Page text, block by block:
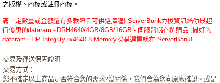
之版權、商標或註冊商標。
滿一定數量或金額還有多款贈品可供選擇喔! ServerBank力梭資訊給你最超
值優惠的dataram - DRH4640/4GB/8GB/16GB - 伺服器儲存選購品 ,最好的
dataram - HP Integrity rx4640-8 Memory採購選擇就在 ServerBank!
交易及運送保固說明
交易方式：
您不確定以上商品是否符合您的需求?沒關係，我們會為您向原廠確認。或是